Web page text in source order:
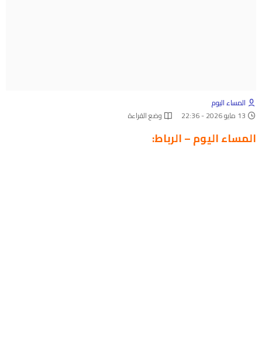
المساء اليوم
13 مايو 2026 - 22:36
وضع القراءة
المساء اليوم – الرباط: